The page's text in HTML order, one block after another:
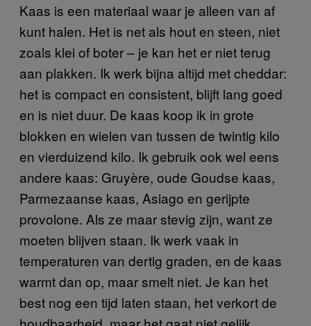
Kaas is een materiaal waar je alleen van af
kunt halen. Het is net als hout en steen, niet
zoals klei of boter – je kan het er niet terug
aan plakken. Ik werk bijna altijd met cheddar:
het is compact en consistent, blijft lang goed
en is niet duur. De kaas koop ik in grote
blokken en wielen van tussen de twintig kilo
en vierduizend kilo. Ik gebruik ook wel eens
andere kaas: Gruyère, oude Goudse kaas,
Parmezaanse kaas, Asiago en gerijpte
provolone. Als ze maar stevig zijn, want ze
moeten blijven staan. Ik werk vaak in
temperaturen van dertig graden, en de kaas
warmt dan op, maar smelt niet. Je kan het
best nog een tijd laten staan, het verkort de